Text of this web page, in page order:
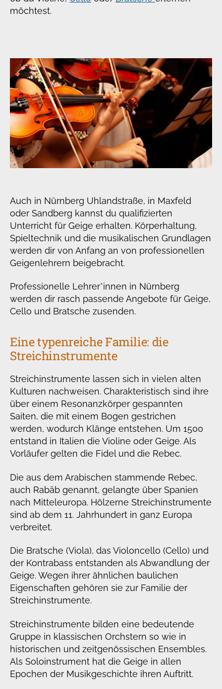
möchtest.
Auch in Nürnberg Uhlandstraße, in Maxfeld
oder Sandberg kannst du qualifizierten
Unterricht für Geige erhalten. Körperhaltung,
Spieltechnik und die musikalischen Grundlagen
werden dir von Anfang an von professionellen
Geigenlehrern beigebracht.
Professionelle Lehrer*innen in Nürnberg
werden dir rasch passende Angebote für Geige,
Cello und Bratsche zusenden.
Eine typenreiche Familie: die
Streichinstrumente
Streichinstrumente lassen sich in vielen alten
Kulturen nachweisen. Charakteristisch sind ihre
über einem Resonanzkörper gespannten
Saiten, die mit einem Bogen gestrichen
werden, wodurch Klänge entstehen. Um 1500
entstand in Italien die Violine oder Geige. Als
Vorläufer gelten die Fidel und die Rebec.
Die aus dem Arabischen stammende Rebec,
auch Rabāb genannt, gelangte über Spanien
nach Mitteleuropa. Hölzerne Streichinstrumente
sind ab dem 11. Jahrhundert in ganz Europa
verbreitet.
Die Bratsche (Viola), das Violoncello (Cello) und
der Kontrabass entstanden als Abwandlung der
Geige. Wegen ihrer ähnlichen baulichen
Eigenschaften gehören sie zur Familie der
Streichinstrumente.
Streichinstrumente bilden eine bedeutende
Gruppe in klassischen Orchstern so wie in
historischen und zeitgenössischen Ensembles.
Als Soloinstrument hat die Geige in allen
Epochen der Musikgeschichte ihren Auftritt.